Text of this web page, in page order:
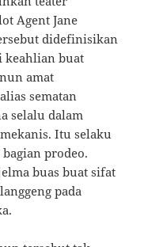
Agent Jane
didefinisikan
keahlian buat
amat
sematan
selalu dalam
Itu selaku
prodeo.
buas buat sifat
pada